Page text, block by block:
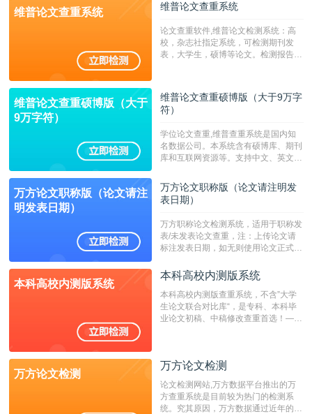
维普论文查重系统 维普论文查重系统
论文查重软件,维普论文检测系统：高
校，杂志社指定系统，可检测期刊发
表，大学生，硕博等论文。检测报告支
维普论文查重硕博版（大于
9万字符）
维普论文查重硕博版（大于9万字
符）
学位论文查重,维普查重系统是国内知
名数据公司。本系统含有硕博库、期刊
库和互联网资源等。支持中文、英文、
定院校！！！
万方论文职称版（论文请注
明发表日期）
万方论文职称版（论文请注明发
表日期）
万方职称论文检测系统，适用于职称发
表/未发表论文查重，注：上传论文请
标注发表日期，如无则使用论文正式发
成时间作为发表日期。
本科高校内测版系统
本科高校内测版系统
本科高校内测版查重系统，不含”大学
生论文联合对比库“，是专科、本科毕
业论文初稿、中稿修改查重首选！——
万方论文检测
万方论文检测
论文检测网站,万方数据平台推出的万
方查重系统是目前较为热门的检测系
统。究其原因，万方数据通过近年的发